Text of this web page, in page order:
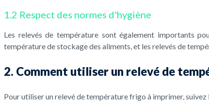
1.2 Respect des normes d'hygiène
Les relevés de température sont également importants
température de stockage des aliments, et les relevés de
2. Comment utiliser un relevé de
Pour utiliser un relevé de température frigo à imprimer, suivez